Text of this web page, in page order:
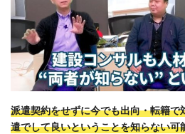
派遣契約をせずに今でも出向・転籍
遣でして良いということを知らない可